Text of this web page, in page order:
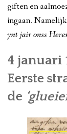
giften en
ingaan. Namelijk
ynt jair onss
4 januari
Eerste
de